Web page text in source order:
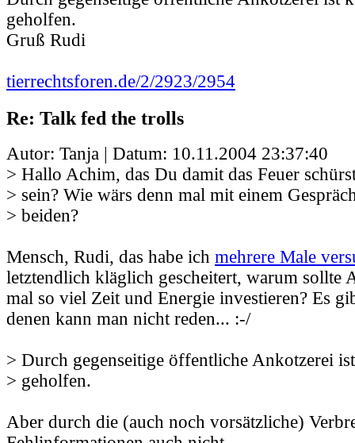
geholfen.
Gruß Rudi
tierrechtsforen.de/2/2923/2954
Re: Talk fed the trolls
Autor: Tanja | Datum: 10.11.2004 23:37:40
> Hallo Achim, das Du damit das Feuer
> sein? Wie wärs denn mal mit einem
> beiden?
Mensch, Rudi, das habe ich mehrere Male
letztendlich kläglich gescheitert, warum sollte
mal so viel Zeit und Energie investieren? Es
denen kann man nicht reden... :-/
> Durch gegenseitige öffentliche Ankotzerei
> geholfen.
Aber durch die (auch noch vorsätzliche)